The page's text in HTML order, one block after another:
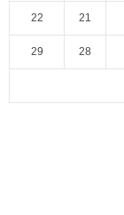
21
22
28
29